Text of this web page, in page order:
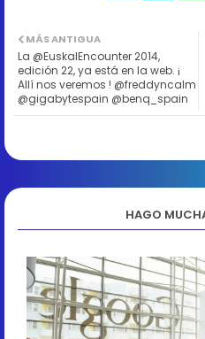
MÁS ANTIGUA
La @EuskalEncounter 2014,
edición 22, ya está en la web. ¡
Allí nos veremos ! @freddyncalm
@gigabytespain @benq_spain
HAGO